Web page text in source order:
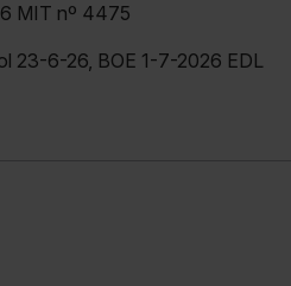
MIT nº 4475
23-6-26, BOE 1-7-2026 EDL